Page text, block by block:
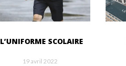
L’UNIFORME SCOLAIRE
19 avril 2022